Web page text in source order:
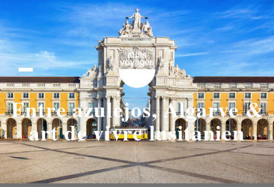
Entre azulejos, Algarve &
art de vivre lusitanien